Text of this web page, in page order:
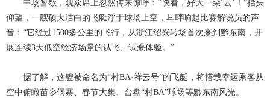
中场暂歇，观众席上忽然传来惊呼： “快看，好大一朵‘云’！”抬头
仰望，一艘硕大洁白的飞艇浮于球场上空，耳畔响起比赛解说员的声
音：“它经过1500多公里的飞行，从浙江绍兴转场首次来到黔东南，开
展连续3天低空经济场景的试飞、试乘体验。”
据了解，这艘被命名为“村BA·祥云号”的飞艇，将搭载幸运乘客从
空中俯瞰苗乡侗寨、春节大集、台盘“村BA”球场等黔东南风光。